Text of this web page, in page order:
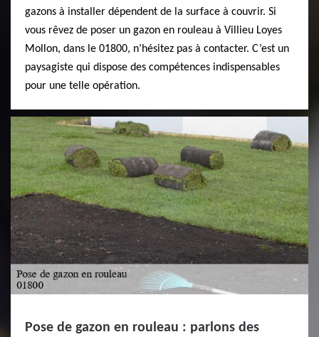
gazons à installer dépendent de la surface à couvrir. Si
vous rêvez de poser un gazon en rouleau à Villieu Loyes
Mollon, dans le 01800, n’hésitez pas à contacter. C’est un
paysagiste qui dispose des compétences indispensables
pour une telle opération.
Pose de gazon en rouleau : parlons des